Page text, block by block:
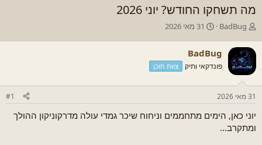
מה תשחקו החודש? יוני 2026
מ
ב
ר
/
ת
ה
נ
ש
א
BadBug
ת
י
ך
ת
ה
31 מאי 2026
BadBug
פונדקאי ותיק צוות תוכן
31 מאי 2026 #1
יוני כאן, הימים מתחממים וניחוח שיכר גמדי עולה מדרקוניקון ההולך
ומתקרב...